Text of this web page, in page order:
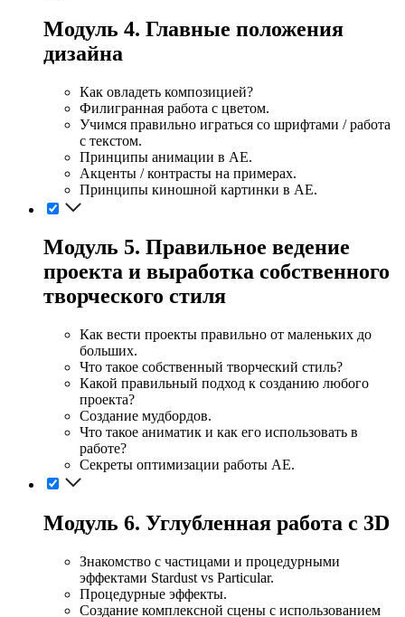
Модуль 4. Главные положения
дизайна
Как овладеть композицией?
Филигранная работа с цветом.
Учимся правильно играться со шрифтами / работа
с текстом.
Принципы анимации в АЕ.
Акценты / контрасты на примерах.
Принципы киношной картинки в АЕ.
Модуль 5. Правильное ведение
проекта и выработка собственного
творческого стиля
Как вести проекты правильно от маленьких до
больших.
Что такое собственный творческий стиль?
Какой правильный подход к созданию любого
проекта?
Создание мудбордов.
Что такое аниматик и как его использовать в
работе?
Секреты оптимизации работы АЕ.
Модуль 6. Углубленная работа с 3D
Знакомство с частицами и процедурными
эффектами Stardust vs Particular.
Процедурные эффекты.
Cоздание комплексной сцены с использованием